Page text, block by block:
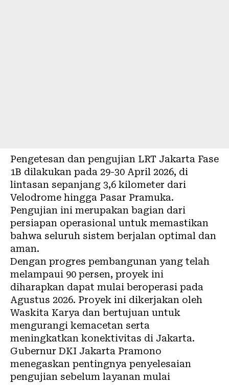
Pengetesan dan pengujian LRT Jakarta Fase
1B dilakukan pada 29-30 April 2026, di
lintasan sepanjang 3,6 kilometer dari
Velodrome hingga Pasar Pramuka.
Pengujian ini merupakan bagian dari
persiapan operasional untuk memastikan
bahwa seluruh sistem berjalan optimal dan
aman.
Dengan progres pembangunan yang telah
melampaui 90 persen, proyek ini
diharapkan dapat mulai beroperasi pada
Agustus 2026. Proyek ini dikerjakan oleh
Waskita Karya dan bertujuan untuk
mengurangi kemacetan serta
meningkatkan konektivitas di Jakarta.
Gubernur DKI Jakarta Pramono
menegaskan pentingnya penyelesaian
pengujian sebelum layanan mulai